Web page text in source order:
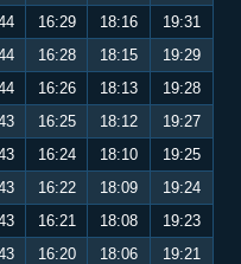
16:29 18:16
19:31
16:28 18:15
19:29
16:26 18:13
19:28
16:25 18:12
19:27
16:24 18:10
19:25
16:22 18:09
19:24
16:21 18:08
19:23
16:20 18:06
19:21